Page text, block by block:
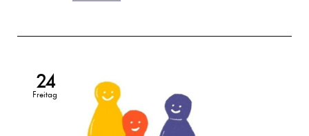
24
Freitag